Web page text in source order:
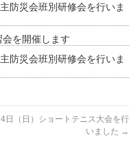
防災会班別研修会を行いま
を開催します
防災会班別研修会を行いま
日（日）ショートテニス大会を行
いました →